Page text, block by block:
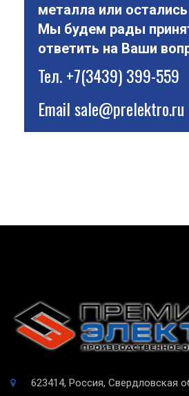
металла или
Мы будем рады
ответить на Ваши
Тел.+7(3439) 399-559
Emailsale@prelektro.ru
623414, Россия, Свердловская